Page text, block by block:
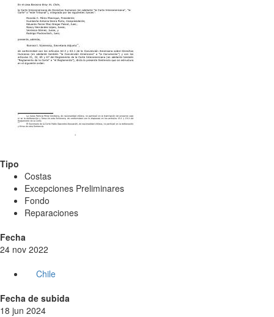
Tipo
Costas
Excepciones Preliminares
Fondo
Reparaciones
Fecha
24 nov 2022
Chile
Fecha de subida
18 jun 2024